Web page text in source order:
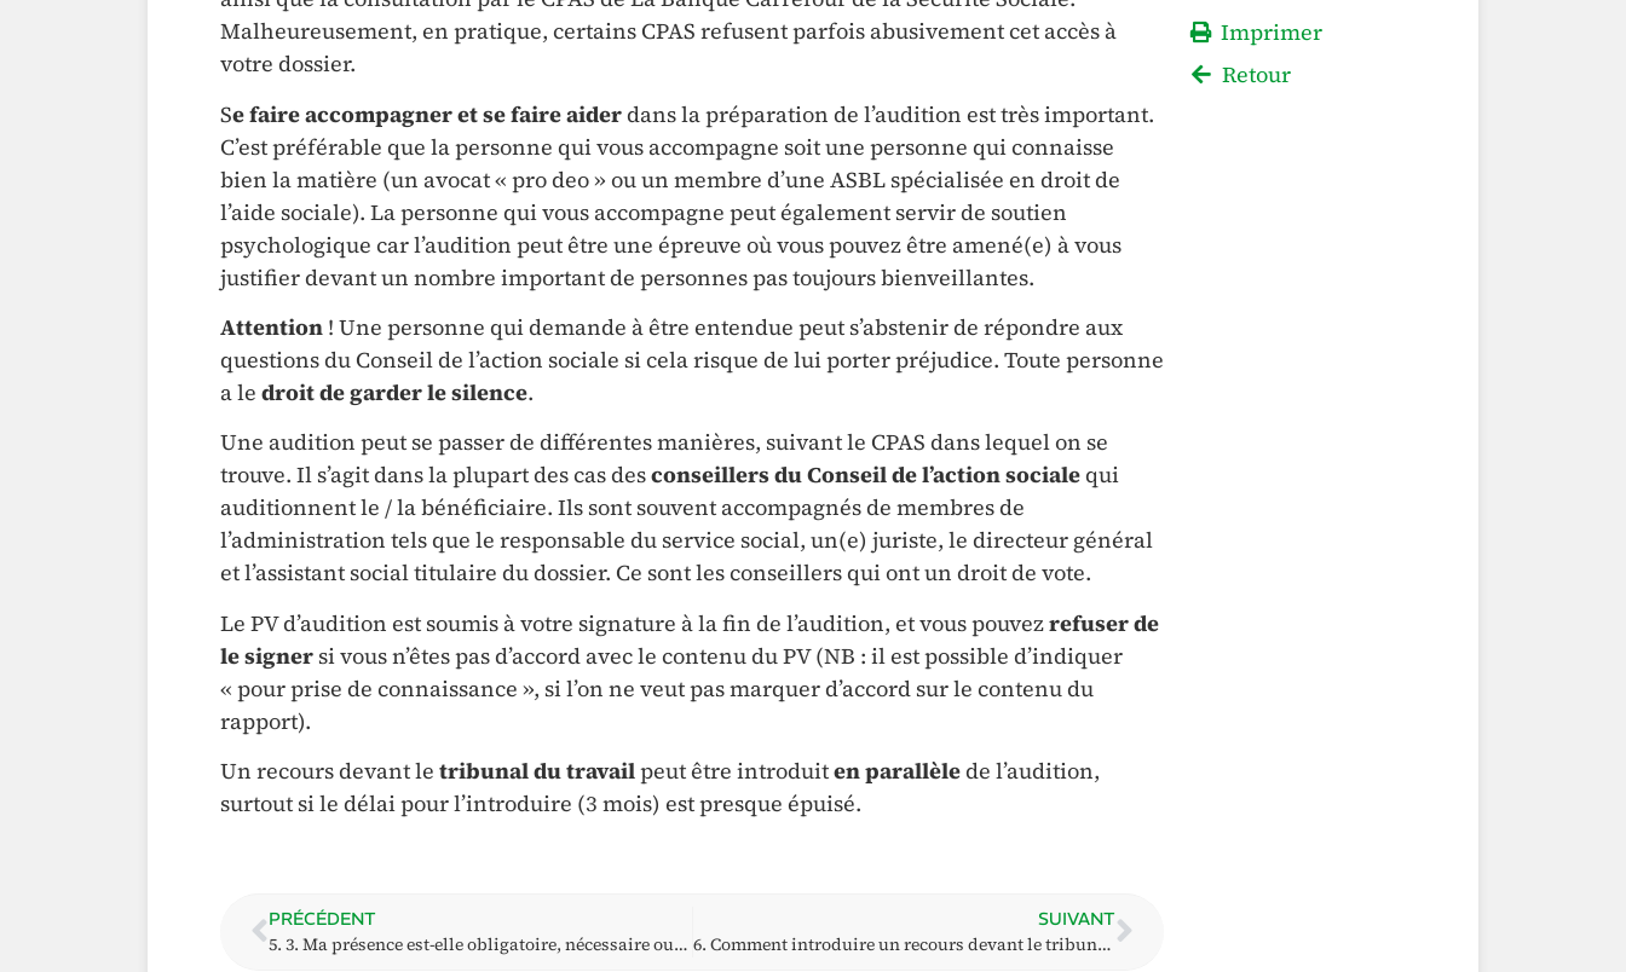
Malheureusement, en pratique, certains CPAS refusent parfois abusivement cet accès à
votre dossier.
Se faire accompagner et se faire aiderdans la préparation de l’audition est très important.
C’est préférable que la personne qui vous accompagne soit une personne qui connaisse
bien la matière (un avocat « pro deo » ou un membre d’une ASBL spécialisée en droit de
l’aide sociale). La personne qui vous accompagne peut également servir de soutien
psychologique car l’audition peut être une épreuve où vous pouvez être amené(e) à vous
justifier devant un nombre important de personnes pas toujours bienveillantes.
Attention ! Une personne qui demande à être entendue peut s’abstenir de répondre aux
questions du Conseil de l’action sociale si cela risque de lui porter préjudice. Toute personne
a le droit de garder le silence.
Une audition peut se passer de différentes manières, suivant le CPAS dans lequel on se
trouve. Il s’agit dans la plupart des cas desconseillers du Conseil de l’action socialequi
auditionnent le / la bénéficiaire. Ils sont souvent accompagnés de membres de
l’administration tels que le responsable du service social, un(e) juriste, le directeur général
et l’assistant social titulaire du dossier. Ce sont les conseillers qui ont un droit de vote.
Le PV d’audition est soumis à votre signature à la fin de l’audition, et vous pouvezrefuserde
le signer si vous n’êtes pas d’accord avec le contenu du PV (NB : il est possible d’indiquer
« pour prise de connaissance », si l’on ne veut pas marquer d’accord sur le contenu du
rapport).
Un recours devant le tribunal du travailpeut être introduiten parallèlede l’audition,
surtout si le délai pour l’introduire (3 mois) est presque épuisé.
PRÉCÉDENT
5. 3. Ma présence est-elle obligatoire, nécessaire ou bien, puis-je me faire représenter ?
SUIVANT
6. Comment introduire un recours devant le tribunal du travail et dans quels délais ?
Imprimer
Retour